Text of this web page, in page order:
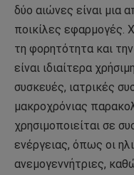
δύο αιώνες είναι μια
ποικίλες εφαρμογές.
τη φορητότητα και
είναι ιδιαίτερα
συσκευές, ιατρικές
μακροχρόνιας
χρησιμοποιείται σε
ενέργειας, όπως οι
ανεμογεννήτριες,